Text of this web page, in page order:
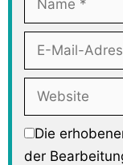
Mail-
Adresse
Die
der